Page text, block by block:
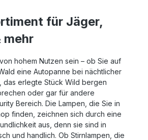
für Jäger,
mehr
hohem Nutzen sein – ob Sie auf
eine Autopanne bei nächtlicher
das erlegte Stück Wild bergen
oder gar für andere
Bereich. Die Lampen, die Sie in
finden, zeichnen sich durch eine
aus, denn sie sind in
und handlich. Ob Stirnlampen, die